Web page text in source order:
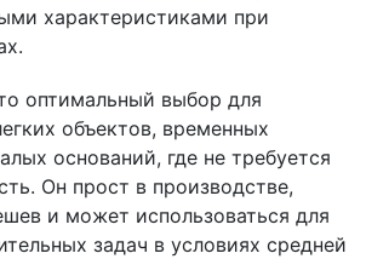
характеристиками при
оптимальный выбор для
объектов, временных
оснований, где не требуется
Он прост в производстве,
и может использоваться для
задач в условиях средней